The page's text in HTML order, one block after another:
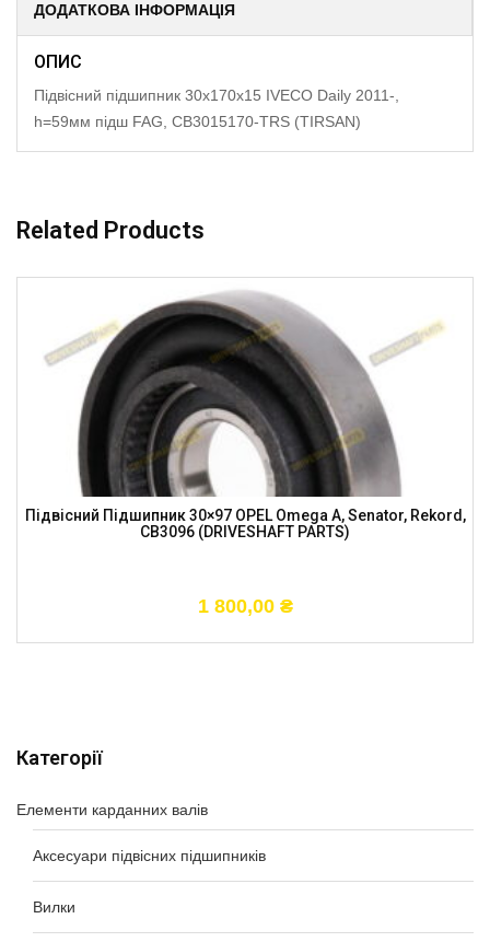
Категорії
Елементи карданних валів
Аксесуари підвісних підшипників
Вилки
ДОДАТКОВА ІНФОРМАЦІЯ
ОПИС
Підвісний підшипник 30x170x15 IVECO Daily 2011-,
h=59мм підш FAG, CB3015170-TRS (TIRSAN)
Related Products
Підвісний Підшипник 30×97 OPEL Omega A, Senator, Rekord,
CB3096 (DRIVESHAFT PARTS)
1 800,00 ₴